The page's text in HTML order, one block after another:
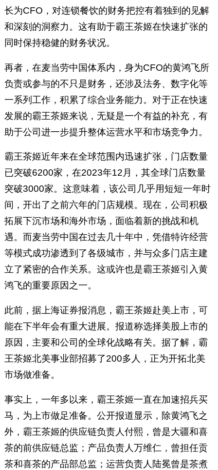
长为CFO，对连锁餐饮的财务把控有着独到的见解
和深刻的洞察力。这有助于霸王茶姬在快速扩张的
同时保持稳健的财务状况。
再者，在麦当劳中国体系内，身为CFO的黄鸿飞所
负责或参与的不只是财务，还涉及法务、数字化等
一系列工作，积累了综合业务能力。对于正在快速
发展的霸王茶姬来说，无疑是一个有益的补充，有
助于公司进一步提升整体运营水平和市场竞争力。
霸王茶姬近年来在全球范围内迅速扩张，门店数量
已突破6200家，在2023年12月，其全球门店数量
突破3000家。这意味着，该公司几乎用短短一年时
间，开出了之前六年的门店规模。现在，公司积极
拓展下沉市场和海外市场，面临着新的挑战和机
遇。而麦当劳中国在过去几十年中，凭借特许经营
等模式成功渗透到了各级城市，并与众多门店主建
立了紧密的合作关系。这或许也是霸王茶姬引入黄
鸿飞的重要原因之一。
此前，据上海证券报消息，霸王茶姬赴美上市，可
能在下半年会有重大进展。报道称选择美股上市的
原因，主要和公司的全球化战略有关。据了解，霸
王茶姬北美事业部招募了200多人，正为开拓北美
市场做准备。
事实上，一年多以来，霸王茶姬一直在加速招兵买
马，为上市做足准备。公开报道显示，除黄鸿飞之
外，霸王茶姬的供应链负责人付熙，曾是大疆和喜
茶的前供应链总监；产品负责人万维仁，曾担任贡
茶和喜茶的产品部总监；运营负责人陆冕曾是茶煮